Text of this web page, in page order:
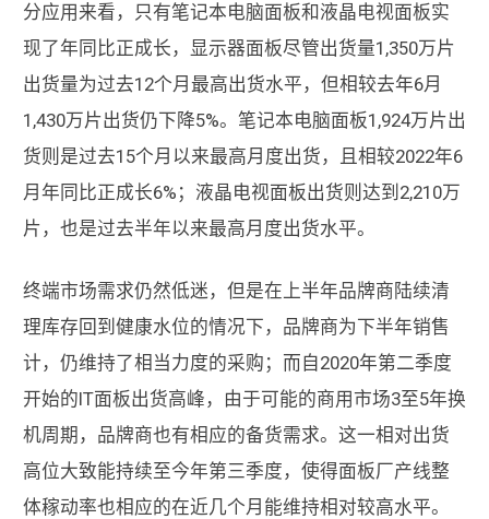
分应用来看，只有笔记本电脑面板和液晶电视面板实
现了年同比正成长，显示器面板尽管出货量1,350万片
出货量为过去12个月最高出货水平，但相较去年6月
1,430万片出货仍下降5%。笔记本电脑面板1,924万片出
货则是过去15个月以来最高月度出货，且相较2022年6
月年同比正成长6%；液晶电视面板出货则达到2,210万
片，也是过去半年以来最高月度出货水平。
终端市场需求仍然低迷，但是在上半年品牌商陆续清
理库存回到健康水位的情况下，品牌商为下半年销售
计，仍维持了相当力度的采购；而自2020年第二季度
开始的IT面板出货高峰，由于可能的商用市场3至5年换
机周期，品牌商也有相应的备货需求。这一相对出货
高位大致能持续至今年第三季度，使得面板厂产线整
体稼动率也相应的在近几个月能维持相对较高水平。